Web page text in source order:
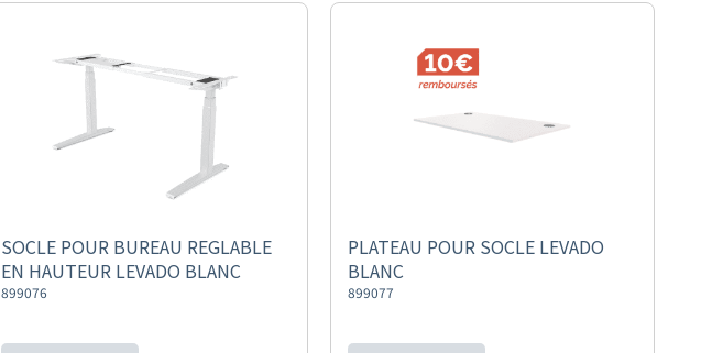
SOCLE POUR BUREAU REGLABLE
EN HAUTEUR LEVADO BLANC
899076
PLATEAU POUR SOCLE LEVADO
BLANC
899077